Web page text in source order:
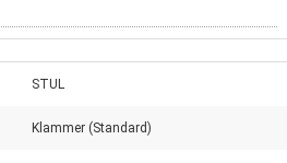
STUL
Klammer (Standard)